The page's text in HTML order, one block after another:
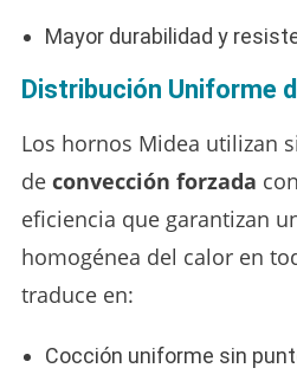
Mayor durabilidad y
Distribución Uniforme
Los hornos Midea utilizan
de convección forzada
eficiencia que garantizan
homogénea del calor en
traduce en:
Cocción uniforme sin